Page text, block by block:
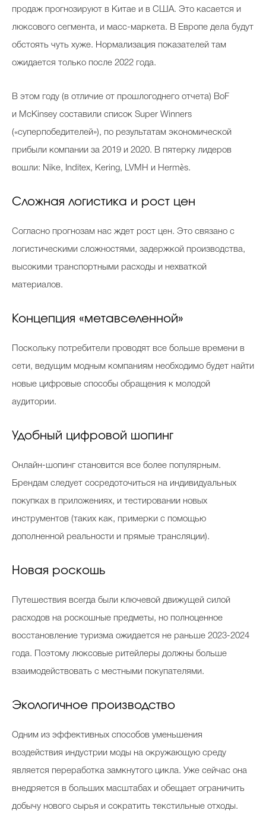
продаж прогнозируют в Китае и в США. Это касается и
люксового сегмента, и масс-маркета. В Европе дела будут
обстоять чуть хуже. Нормализация показателей там
ожидается только после 2022 года.
В этом году (в отличие от прошлогоднего отчета) BoF
и McKinsey составили список Super Winners
(«суперпобедителей»), по результатам экономической
прибыли компании за 2019 и 2020. В пятерку лидеров
вошли: Nike, Inditex, Kering, LVMH и Hermès.
Сложная логистика и рост цен
Согласно прогнозам нас ждет рост цен. Это связано с
логистическими сложностями, задержкой производства,
высокими транспортными расходы и нехваткой
материалов.
Концепция «метавселенной»
Поскольку потребители проводят все больше времени в
сети, ведущим модным компаниям необходимо будет найти
новые цифровые способы обращения к молодой
аудитории.
Удобный цифровой шопинг
Онлайн-шопинг становится все более популярным.
Брендам следует сосредоточиться на индивидуальных
покупках в приложениях, и тестировании новых
инструментов (таких как, примерки с помощью
дополненной реальности и прямые трансляции).
Новая роскошь
Путешествия всегда были ключевой движущей силой
расходов на роскошные предметы, но полноценное
восстановление туризма ожидается не раньше 2023-2024
года. Поэтому люксовые ритейлеры должны больше
взаимодействовать с местными покупателями.
Экологичное производство
Одним из эффективных способов уменьшения
воздействия индустрии моды на окружающую среду
является переработка замкнутого цикла. Уже сейчас она
внедряется в больших масштабах и обещает ограничить
добычу нового сырья и сократить текстильные отходы.